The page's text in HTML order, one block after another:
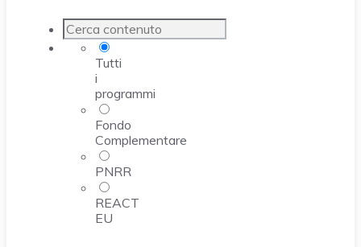
Tutti
i
programmi
Fondo
Complementare
PNRR
REACT
EU